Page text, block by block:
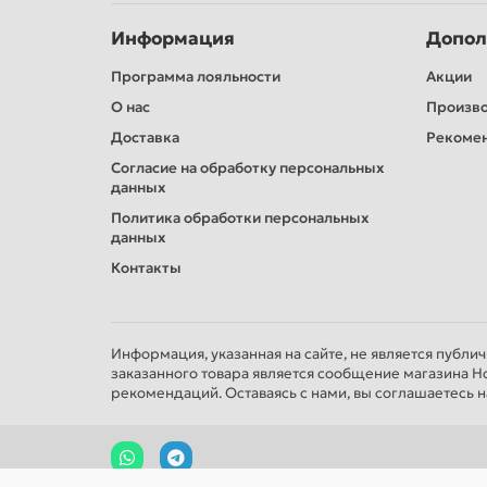
Информация
Программа лояльности
О нас
Доставка
Согласие на обработку персональных
данных
Политика обработки персональных
данных
Контакты
Акции
Информация, указанная на сайте, не является
заказанного товара является сообщение
рекомендаций. Оставаясь с нами, вы соглашаетесь